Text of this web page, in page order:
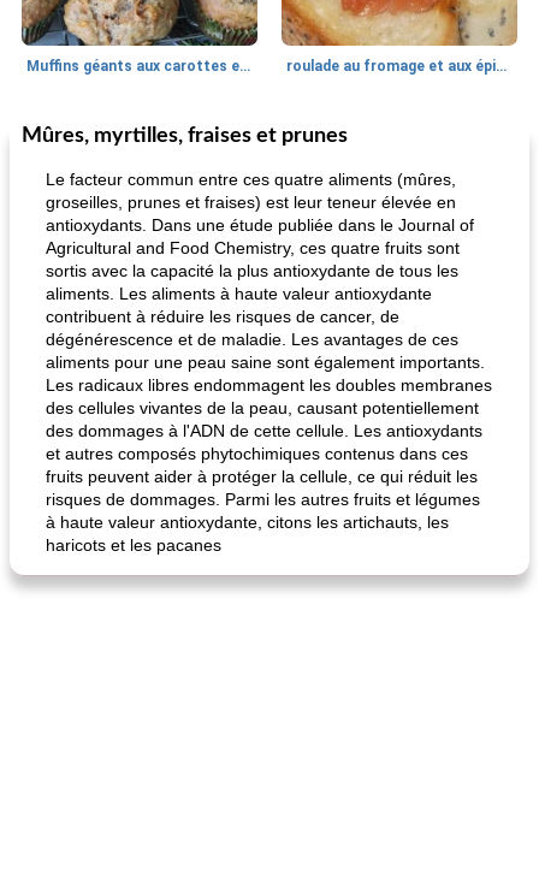
Muffins géants aux carottes et à la banane de Nif roulade au fromage et aux épinards
30min
Marques de confiance: recettes et
fiesta tostadas
Viande et volaille
le méga's jopp joes
Mûres, myrtilles, fraises et prunes
Le facteur commun entre ces quatre aliments (mûres,
groseilles, prunes et fraises) est leur teneur élevée en
antioxydants. Dans une étude publiée dans le Journal of
Agricultural and Food Chemistry, ces quatre fruits sont
sortis avec la capacité la plus antioxydante de tous les
aliments. Les aliments à haute valeur antioxydante
contribuent à réduire les risques de cancer, de
dégénérescence et de maladie. Les avantages de ces
aliments pour une peau saine sont également importants.
Les radicaux libres endommagent les doubles membranes
des cellules vivantes de la peau, causant potentiellement
des dommages à l'ADN de cette cellule. Les antioxydants
et autres composés phytochimiques contenus dans ces
fruits peuvent aider à protéger la cellule, ce qui réduit les
risques de dommages. Parmi les autres fruits et légumes
à haute valeur antioxydante, citons les artichauts, les
haricots et les pacanes